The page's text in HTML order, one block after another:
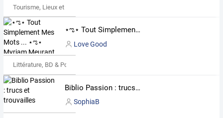
Tourisme, Lieux et Événements
⋆ಌ⋆ Tout Simplement Mes Mots ... ⋆ಌ⋆ Myriam Meurant
Love Good
Littérature, BD & Poésie
Biblio Passion : trucs et trouvailles
SophiaB